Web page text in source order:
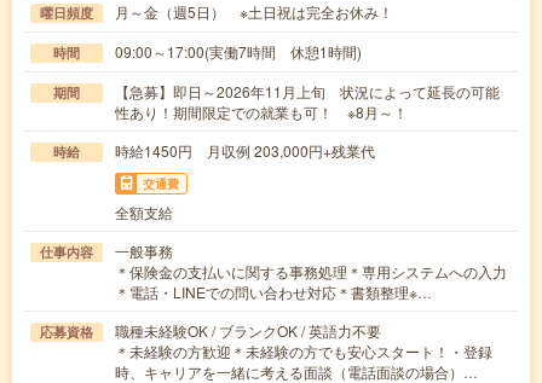
曜日頻度 月～金（週5日） ※土日祝は完全お休み！
時間 09:00～17:00(実働7時間 休憩1時間)
期間
【急募】即日～2026年11月上旬 状況によって延長の可能
性あり！期間限定での就業も可！ ※8月～！
時給 時給1450円 月収例 203,000円+残業代
交通費
全額支給
仕事内容
一般事務
＊保険金の支払いに関する事務処理＊専用システムへの入力
＊電話・LINEでの問い合わせ対応＊書類整理※…
応募資格
職種未経験OK / ブランクOK / 英語力不要
＊未経験の方歓迎＊未経験の方でも安心スタート！・登録
時、キャリアを一緒に考える面談（電話面談の場合）…